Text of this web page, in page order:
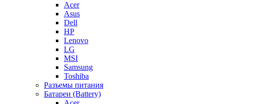
Acer
Asus
Dell
HP
Lenovo
LG
MSI
Samsung
Toshiba
Разъемы питания
Батареи (Battery)